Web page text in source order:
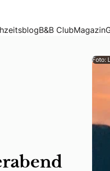
B&B ClubMagazin
Foto: